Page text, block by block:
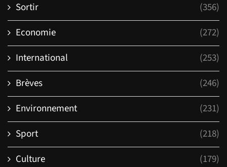
Sortir
(356)
Economie
(272)
International
(253)
Brèves
(246)
Environnement
(231)
Sport
(218)
Culture
(179)